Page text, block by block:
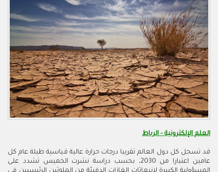
العلم الإلكترونية - الرباط
قد تسجل كل دول العالم تقريبا درجات حرارة عالية قياسية طيلة عام كل
عامين اعتبارا من 2030، بحسب دراسة نشرت الخميس تشدد على